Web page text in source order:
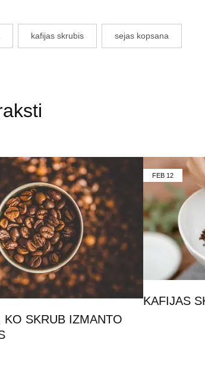
kafijas skrubis sejas kopsana
KO SKRUB IZMANTO
FEB 12
KAFIJAS